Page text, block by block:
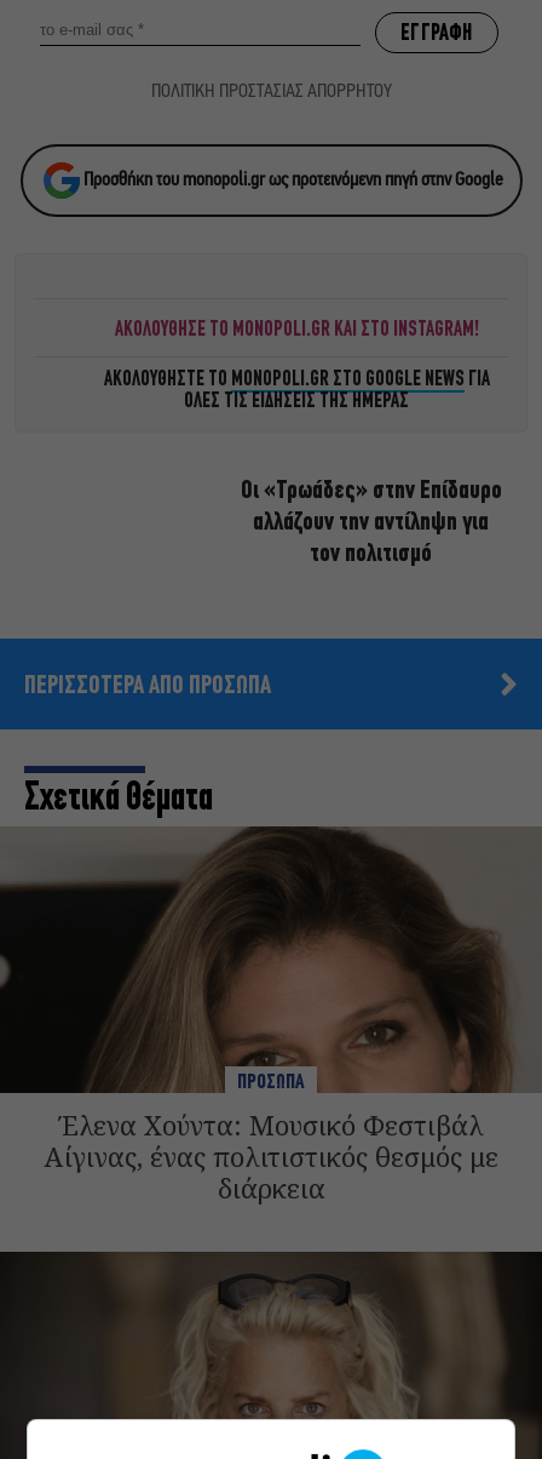
ΠΟΛΙΤΙΚΗ ΠΡΟΣΤΑΣΙΑΣ ΑΠΟΡΡΗΤΟΥ
Προσθήκη του monopoli.gr ως προτεινόμενη πηγή στην Google
ΑΚΟΛΟΥΘΗΣΕ ΤΟ MONOPOLI.GR ΚΑΙ ΣΤΟ INSTAGRAM!
ΑΚΟΛΟΥΘΗΣΤΕ ΤΟ MONOPOLI.GR ΣΤΟ GOOGLE NEWS ΓΙΑ
ΟΛΕΣ ΤΙΣ ΕΙΔΗΣΕΙΣ ΤΗΣ ΗΜΕΡΑΣ
Οι «Τρωάδες» στην Επίδαυρο
αλλάζουν την αντίληψη για
τον πολιτισμό
ΠΕΡΙΣΣΟΤΕΡΑ ΑΠΟ ΠΡΟΣΩΠΑ
Σχετικά Θέματα
ΠΡΟΣΩΠΑ
Έλενα Χούντα: Μουσικό Φεστιβάλ
Αίγινας, ένας πολιτιστικός θεσμός με
διάρκεια